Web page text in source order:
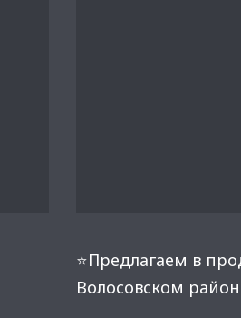
⭐Предлагаем в
Волосовском